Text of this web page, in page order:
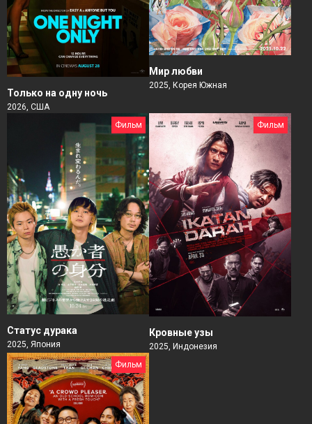
Только на одну ночь
2026, США
Мир любви
2025, Корея Южная
Фильм
Статус дурака
2025, Япония
Фильм
Кровные узы
2025, Индонезия
Фильм